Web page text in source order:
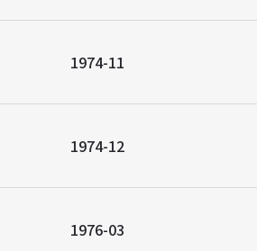
1974-11
1974-12
1976-03